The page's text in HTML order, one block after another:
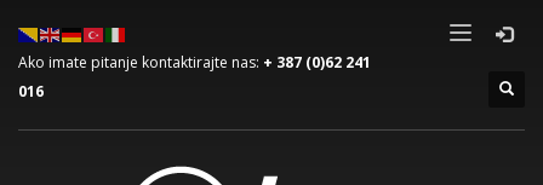
Ako imate pitanje kontaktirajte nas: + 387 (0)62 241
016